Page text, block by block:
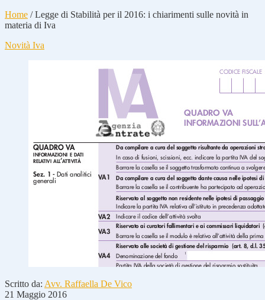
Home /Legge di Stabilità per il 2016: i chiarimenti sulle novità in
materia di Iva
Novità Iva
Scritto da: Avv. Raffaella De Vico
21 Maggio 2016